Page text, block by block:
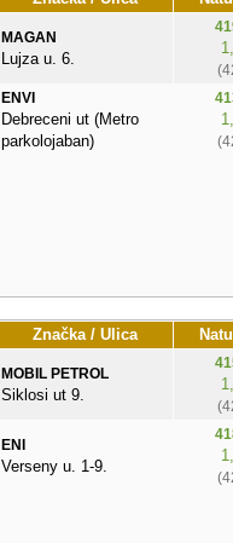
MAGAN
Lujza u. 6.
ENVI
Debreceni ut (Metro
parkolojaban)
Značka / Ulica
MOBIL PETROL
Siklosi ut 9.
ENI
Verseny u. 1-9.